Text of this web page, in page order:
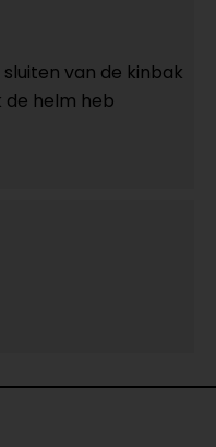
van de kinbak
helm heb